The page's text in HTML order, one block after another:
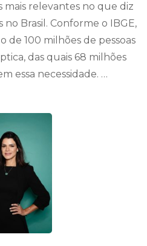
mais relevantes no que diz
Brasil. Conforme o IBGE,
de 100 milhões de pessoas
das quais 68 milhões
essa necessidade. …